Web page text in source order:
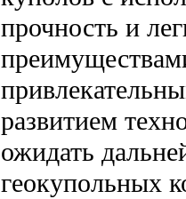
прочность и
развитием
ожидать
геокупольных